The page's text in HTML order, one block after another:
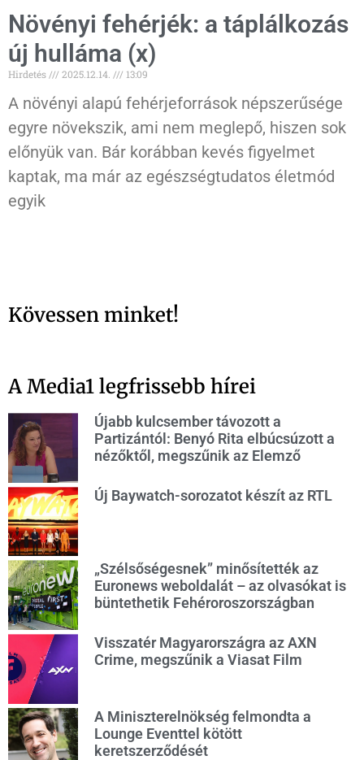
Növényi fehérjék: a táplálkozás
új hulláma (x)
Hirdetés 2025.12.14. 13:09
A növényi alapú fehérjeforrások népszerűsége
egyre növekszik, ami nem meglepő, hiszen sok
előnyük van. Bár korábban kevés figyelmet
kaptak, ma már az egészségtudatos életmód
egyik
Kövessen minket!
A Media1 legfrissebb hírei
Újabb kulcsember távozott a
Partizántól: Benyó Rita elbúcsúzott a
nézőktől, megszűnik az Elemző
Új Baywatch-sorozatot készít az RTL
„Szélsőségesnek” minősítették az
Euronews weboldalát – az olvasókat is
büntethetik Fehéroroszországban
Visszatér Magyarországra az AXN
Crime, megszűnik a Viasat Film
A Miniszterelnökség felmondta a
Lounge Eventtel kötött
keretszerződését